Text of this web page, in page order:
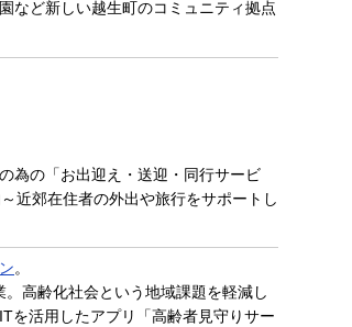
など新しい越生町のコミュニティ拠点
為の「お出迎え・送迎・同行サービ
近郊在住者の外出や旅行をサポートし
。
高齢化社会という地域課題を軽減し
を活用したアプリ「高齢者見守りサー